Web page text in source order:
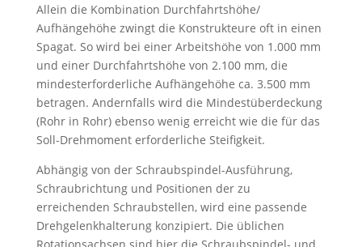
Allein die Kombination Durchfahrtshöhe/
Aufhängehöhe zwingt die Konstrukteure oft in einen
Spagat. So wird bei einer Arbeitshöhe von 1.000 mm
und einer Durchfahrtshöhe von 2.100 mm, die
mindesterforderliche Aufhängehöhe ca. 3.500 mm
betragen. Andernfalls wird die Mindestüberdeckung
(Rohr in Rohr) ebenso wenig erreicht wie die für das
Soll-Drehmoment erforderliche Steifigkeit.
Abhängig von der Schraubspindel-Ausführung,
Schraubrichtung und Positionen der zu
erreichenden Schraubstellen, wird eine passende
Drehgelenkhalterung konzipiert. Die üblichen